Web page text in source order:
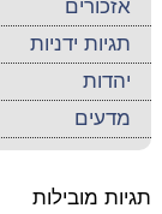
אזכורים
תגיות ידניות
יהדות
מדעים
תגיות מובילות